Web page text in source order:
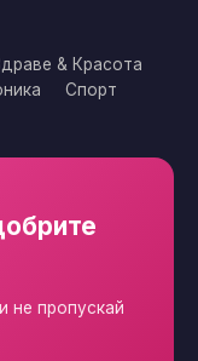
& Красота
Спорт
не пропускай